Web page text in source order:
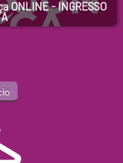
ONLINE - INGRESSO